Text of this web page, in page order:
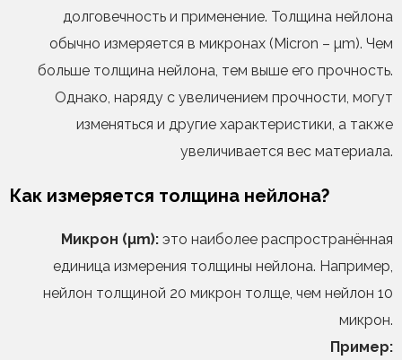
долговечность и применение. Толщина нейлона
обычно измеряется в микронах (Micron – µm). Чем
больше толщина нейлона, тем выше его прочность.
Однако, наряду с увеличением прочности, могут
изменяться и другие характеристики, а также
увеличивается вес материала.
Как измеряется толщина нейлона?
Микрон (µm): это наиболее распространённая
единица измерения толщины нейлона. Например,
нейлон толщиной 20 микрон толще, чем нейлон 10
микрон.
Пример: